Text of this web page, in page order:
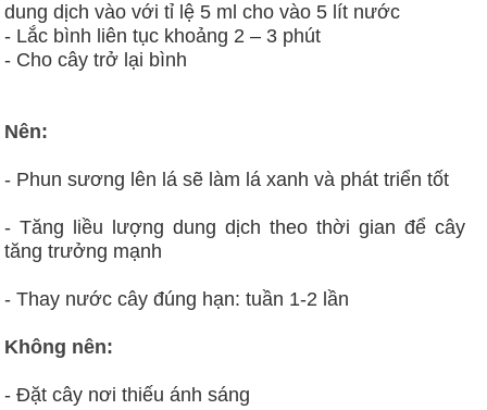
dung dịch vào với tỉ lệ 5 ml cho vào 5 lít nước
- Lắc bình liên tục khoảng 2 – 3 phút
- Cho cây trở lại bình
Nên:
- Phun sương lên lá sẽ làm lá xanh và phát triển tốt
- Tăng liều lượng dung dịch theo thời gian để cây
tăng trưởng mạnh
- Thay nước cây đúng hạn: tuần 1-2 lần
Không nên:
- Đặt cây nơi thiếu ánh sáng